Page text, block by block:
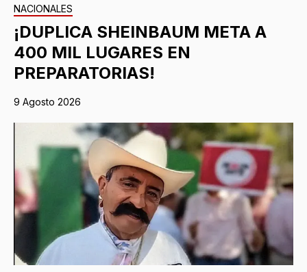
NACIONALES
¡DUPLICA SHEINBAUM META A
400 MIL LUGARES EN
PREPARATORIAS!
9 Agosto 2026